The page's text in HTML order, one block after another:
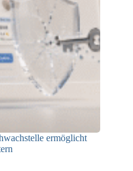
ermöglicht